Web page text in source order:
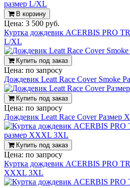
В корзину
Цена: 3 500 руб.
Куртка дождевик ACERBIS PRO
L/XL
Купить под заказ
Цена: по запросу
Дождевик Leatt Race Cover Smoke
Купить под заказ
Цена: по запросу
Дождевик Leatt Race Cover Размер
Купить под заказ
Цена: по запросу
Куртка дождевик ACERBIS PRO
XXXL 3XL